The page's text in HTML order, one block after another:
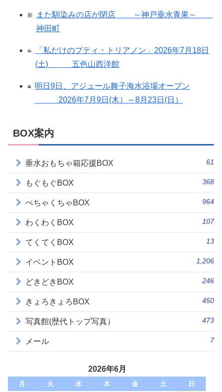
また馴染みの店が閉店 ～神戸垂水青果～
神田町
「私だけのプティ・トリアノン」2026年7月18日
(土) 五色山西洋館
明日9日、アジュール舞子海水浴場オープン
2026年7月9日(木）～8月23日(日）
BOX案内
垂水おもちゃ箱応援BOX 61
もぐもぐBOX 368
ぺちゃくちゃBOX 964
わくわくBOX 107
てくてくBOX 13
イベントBOX 1,206
どきどきBOX 246
きょろきょろBOX 450
写真館(歴代トップ写真） 473
メール 7
2026年6月
月 火 水 木 金 土
日